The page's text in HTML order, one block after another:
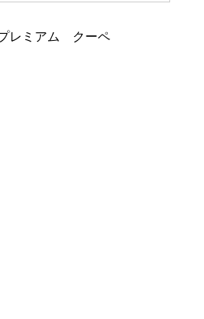
レミアム クーペ